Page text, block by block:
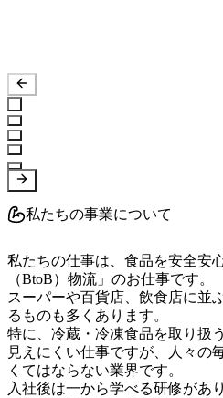
私たちの事業について
私たちの仕事は、食品を安全安
（BtoB）物流」のお仕事です。
スーパーや百貨店、飲食店に並
るものも多くあります。
特に、冷蔵・冷凍食品を取り扱
見えにくい仕事ですが、人々の
くてはならない業界です。
入社後は一から学べる研修があ